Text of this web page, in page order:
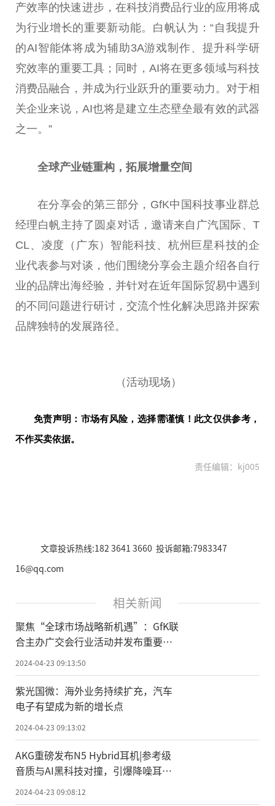
产效率的快速进步，在科技消费品行业的应用将成
为行业增长的重要新动能。白帆认为：“自我提升
的AI智能体将成为辅助3A游戏制作、提升科学研
究效率的重要工具；同时，AI将在更多领域与科技
消费品融合，并成为行业跃升的重要动力。对于相
关企业来说，AI也将是建立生态壁垒最有效的武器
之一。”
全球产业链重构，拓展增量空间
在分享会的第三部分，GfK中国科技事业群总
经理白帆主持了圆桌对话，邀请来自广汽国际、T
CL、凌度（广东）智能科技、杭州巨星科技的企
业代表参与对谈，他们围绕分享会主题介绍各自行
业的品牌出海经验，并针对在近年国际贸易中遇到
的不同问题进行研讨，交流个性化解决思路并探索
品牌独特的发展路径。
（活动现场）
免责声明：市场有风险，选择需谨慎！此文仅供参考，
不作买卖依据。
责任编辑：kj005
文章投诉热线:182 3641 3660 投诉邮箱:7983347
16@qq.com
相关新闻
聚焦“全球市场战略新机遇”：GfK联
合主办广交会行业活动并发布重要报
告
2024-04-23 09:13:50
紫光国微：海外业务持续扩充，汽车
电子有望成为新的增长点
2024-04-23 09:13:02
AKG重磅发布N5 Hybrid耳机|参考级
音质与AI黑科技对撞，引爆降噪耳机
新潮！
2024-04-23 09:08:12